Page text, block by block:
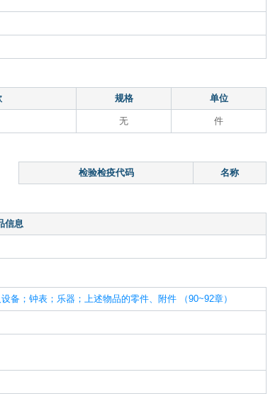
规格 单位
无 件
检验检疫代码 名称
信息
备；钟表；乐器；上述物品的零件、附件 （90~92章）